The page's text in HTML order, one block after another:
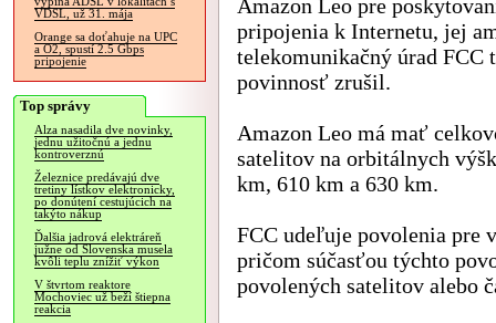
VDSL, už 31. mája
Orange sa doťahuje na UPC
a O2, spustí 2.5 Gbps
pripojenie
Top správy
Alza nasadila dve novinky,
jednu užitočnú a jednu
kontroverznú
Železnice predávajú dve
tretiny lístkov elektronicky,
po donútení cestujúcich na
takýto nákup
Ďalšia jadrová elektráreň
južne od Slovenska musela
kvôli teplu znížiť výkon
V štvrtom reaktore
Mochoviec už beží štiepna
reakcia
Amazon Leo pre
pripojenia k Internetu, jej
telekomunikačný úrad FCC
povinnosť zrušil.
Amazon Leo má mať
satelitov na orbitálnych
km, 610 km a 630 km.
FCC udeľuje povolenia
pričom súčasťou týchto
povolených satelitov alebo